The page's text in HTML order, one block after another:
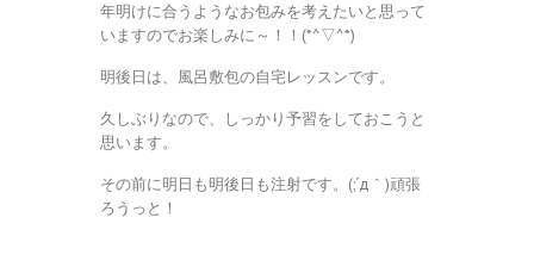
年明けに合うようなお包みを考えたいと思って
いますのでお楽しみに～！！(*^▽^*)
明後日は、風呂敷包の自宅レッスンです。
久しぶりなので、しっかり予習をしておこうと
思います。
その前に明日も明後日も注射です。(;´д｀)頑張
ろうっと！